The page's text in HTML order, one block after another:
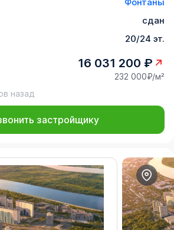
Фонтаны
сдан
20/24 эт.
16 031 200 ₽
232 000₽/м²
назад
застройщику